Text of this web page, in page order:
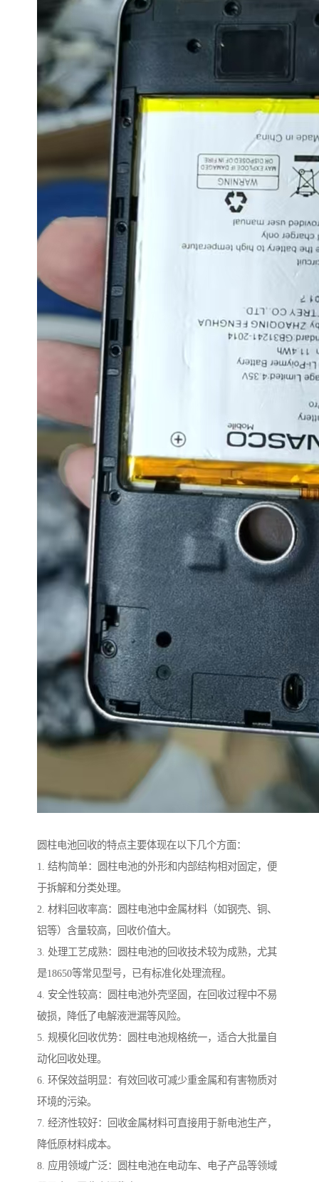
圆柱电池回收的特点主要体现在以下几个方面：
1. 结构简单：圆柱电池的外形和内部结构相对固定，便
于拆解和分类处理。
2. 材料回收率高：圆柱电池中金属材料（如钢壳、铜、
铝等）含量较高，回收价值大。
3. 处理工艺成熟：圆柱电池的回收技术较为成熟，尤其
是18650等常见型号，已有标准化处理流程。
4. 安全性较高：圆柱电池外壳坚固，在回收过程中不易
破损，降低了电解液泄漏等风险。
5. 规模化回收优势：圆柱电池规格统一，适合大批量自
动化回收处理。
6. 环保效益明显：有效回收可减少重金属和有害物质对
环境的污染。
7. 经济性较好：回收金属材料可直接用于新电池生产，
降低原材料成本。
8. 应用领域广泛：圆柱电池在电动车、电子产品等领域